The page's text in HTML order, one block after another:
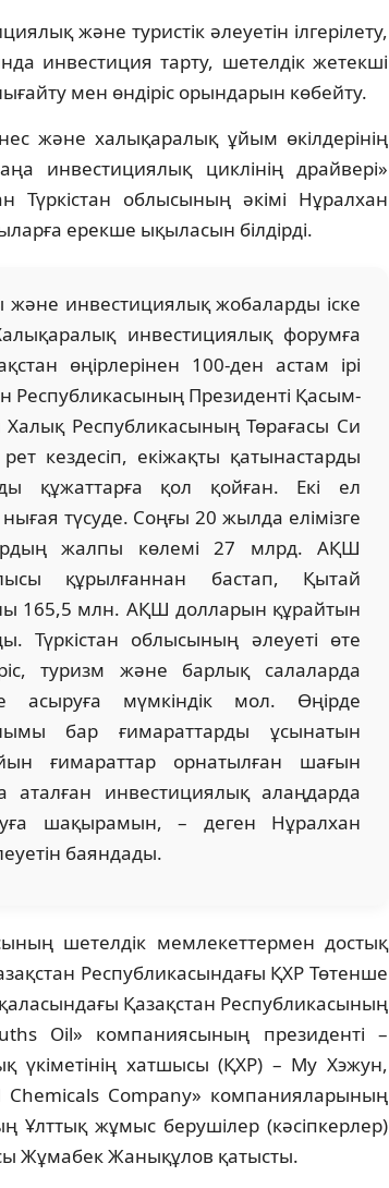
және туристік әлеуетін ілгерілету,
инвестиция тарту, шетелдік жетекші
мен өндіріс орындарын көбейту.
және халықаралық ұйым өкілдерінің
инвестициялық циклінің драйвері»
облысының әкімі Нұралхан
ерекше ықыласын білдірді.
және инвестициялық жобаларды іске
инвестициялық форумға
өңірлерінен 100-ден астам ірі
Республикасының Президенті Қасым-
Республикасының Төрағасы Си
кездесіп, екіжақты қатынастарды
құжаттарға қол қойған. Екі ел
түсуде. Соңғы 20 жылда елімізге
жалпы көлемі 27 млрд. АҚШ
құрылғаннан бастап, Қытай
165,5 млн. АҚШ долларын құрайтын
Түркістан облысының әлеуеті өте
туризм және барлық салаларда
асыруға мүмкіндік мол. Өңірде
бар ғимараттарды ұсынатын
ғимараттар орнатылған шағын
аталған инвестициялық алаңдарда
шақырамын, – деген Нұралхан
баяндады.
шетелдік мемлекеттермен достық
Республикасындағы ҚХР Төтенше
Қазақстан Республикасының
Oil» компаниясының президенті –
үкіметінің хатшысы (ҚХР) – Му Хэжун,
Chemicals Company» компанияларының
Ұлттық жұмыс берушілер (кәсіпкерлер)
Жұмабек Жанықұлов қатысты.